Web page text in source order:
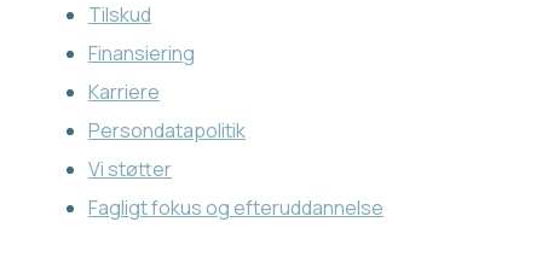
Tilskud
Finansiering
Karriere
Persondatapolitik
Vi støtter
Fagligt fokus og efteruddannelse